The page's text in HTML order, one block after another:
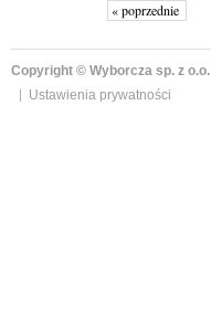
« poprzednie
Copyright © Wyborcza sp. z o.o.
Ustawienia prywatności